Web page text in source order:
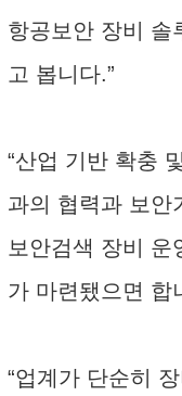
항공보안 장비 솔
고 봅니다.”
“산업 기반 확충
과의 협력과 보안
보안검색 장비 운
가 마련됐으면 합
“업계가 단순히